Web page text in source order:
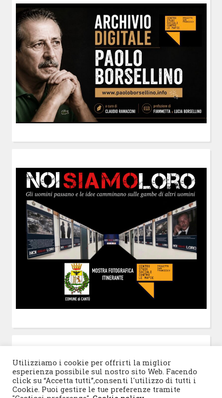
Utilizziamo i cookie per offrirti la miglior
esperienza possibile sul nostro sito Web. Facendo
click su “Accetta tutti”,consenti l'utilizzo di tutti i
Cookie. Puoi gestire le tue preferenze tramite